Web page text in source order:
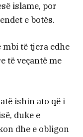
islame, por
e botës.
mbi të tjera edhe
të veçantë me
ishin ato që i
duke e
dhe e obligon